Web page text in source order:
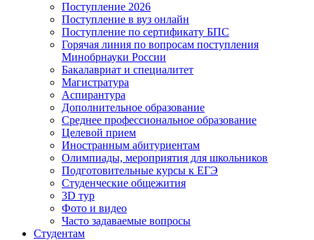
Поступление 2026
Поступление в вуз онлайн
Поступление по сертификату БПС
Горячая линия по вопросам поступления
Минобрнауки России
Бакалавриат и специалитет
Магистратура
Аспирантура
Дополнительное образование
Среднее профессиональное образование
Целевой прием
Иностранным абитуриентам
Олимпиады, мероприятия для школьников
Подготовительные курсы к ЕГЭ
Студенческие общежития
3D тур
Фото и видео
Часто задаваемые вопросы
Студентам